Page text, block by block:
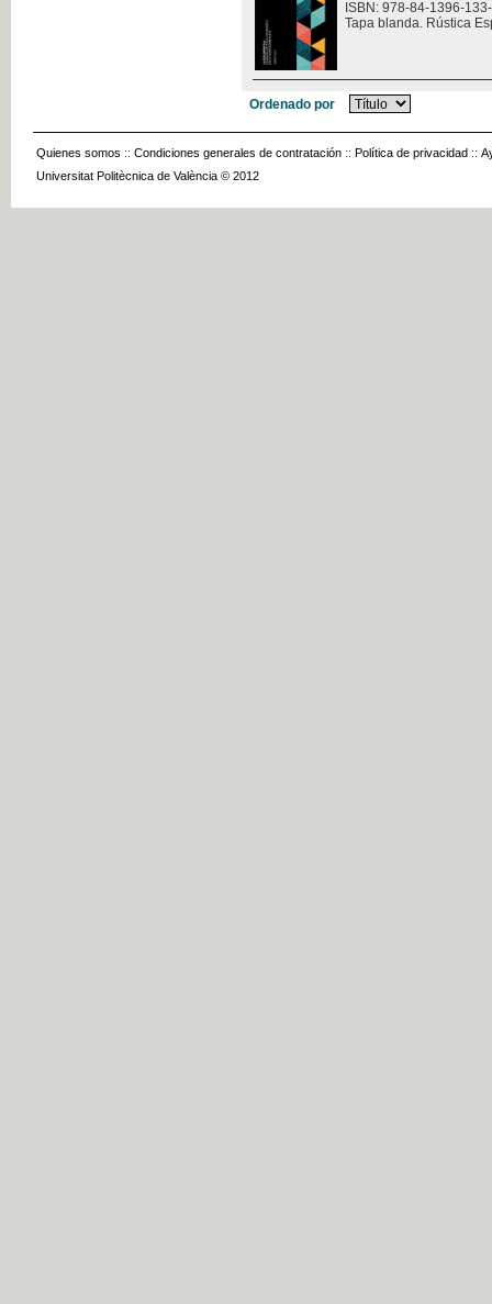
ISBN: 978-84-1396-
Tapa blanda. Rústica
Ordenado por
Quienes somos :: Condiciones generales de contratación :: Política de privacidad ::
Universitat Politècnica de València © 2012